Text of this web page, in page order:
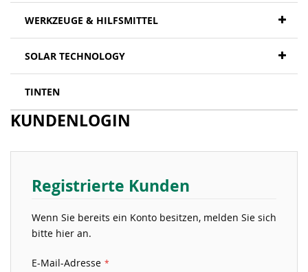
WERKZEUGE & HILFSMITTEL
SOLAR TECHNOLOGY
TINTEN
KUNDENLOGIN
Registrierte Kunden
Wenn Sie bereits ein Konto besitzen, melden Sie sich
bitte hier an.
E-Mail-Adresse